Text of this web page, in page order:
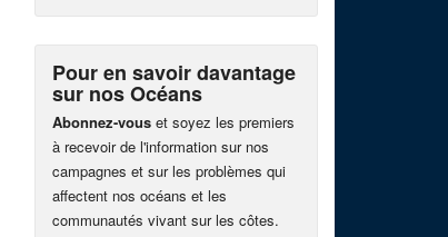
Pour en savoir davantage
sur nos Océans
Abonnez-vous et soyez les premiers
à recevoir de l'information sur nos
campagnes et sur les problèmes qui
affectent nos océans et les
communautés vivant sur les côtes.